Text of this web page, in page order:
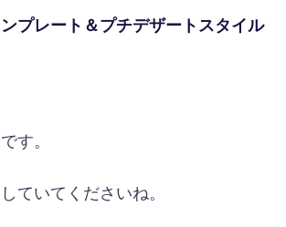
ンプレート＆プチデザートスタイル
す。
ていてくださいね。